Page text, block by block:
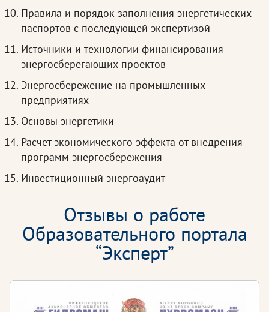
Правила и порядок заполнения энергетических
паспортов с последующей экспертизой
Источники и технологии финансирования
энергосберегающих проектов
Энергосбережение на промышленных
предприятиях
Основы энергетики
Расчет экономического эффекта от внедрения
программ энергосбережения
Инвестиционный энергоаудит
Отзывы о работе
Образовательного портала
“Эксперт”